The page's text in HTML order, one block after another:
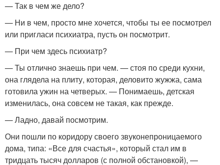
— Так в чем же дело?
— Ни в чем, просто мне хочется, чтобы ты ее посмотрел
или пригласи психиатра, пусть он посмотрит.
— При чем здесь психиатр?
— Ты отлично знаешь при чем. — стоя по среди кухни,
она глядела на плиту, которая, деловито жужжа, сама
готовила ужин на четверых. — Понимаешь, детская
изменилась, она совсем не такая, как прежде.
— Ладно, давай посмотрим.
Они пошли по коридору своего звуконепроницаемого
дома, типа: «Все для счастья», который стал им в
тридцать тысяч долларов (с полной обстановкой), —